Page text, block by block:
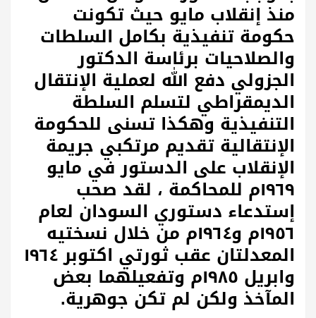
منذ إنقلاب مايو حيث تكونت
حكومة تنفيذية بكامل السلطات
والصلاحيات برئاسة الدكتور
الجزولي دفع الله لعملية الإنتقال
الديمقراطي لتسلم السلطة
التنفيذية وهكذا تسنى للحكومة
الإنتقالية تقديم مرتكبي جريمة
الإنقلاب على الدستور في مايو
١٩٦٩م للمحاكمة ، لقد صحب
إستدعاء دستوري السودان لعام
١٩٥٦م و١٩٦٤م من خلال نسختيه
المعدلتان عقب ثورتي اكتوبر ١٩٦٤
وابريل ١٩٨٥م وتفعيلهما بعض
المآخذ ولكن لم تكن جوهرية.